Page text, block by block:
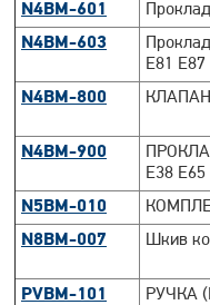
N4BM-601
N4BM-603
E81 E87
N4BM-800
N4BM-900
E38 E65
N5BM-010
N8BM-007
Шкив
PVBM-101
РУЧКА